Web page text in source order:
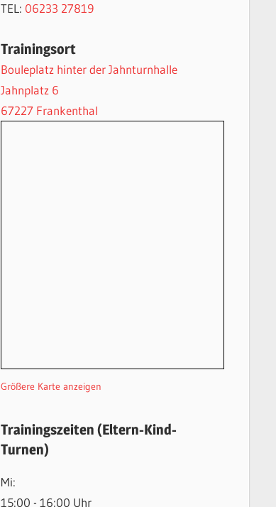
TEL: 06233 27819
Trainingsort
Bouleplatz hinter der Jahnturnhalle
Jahnplatz 6
67227 Frankenthal
Größere Karte anzeigen
Trainingszeiten (Eltern-Kind-
Turnen)
Mi:
15:00 - 16:00 Uhr